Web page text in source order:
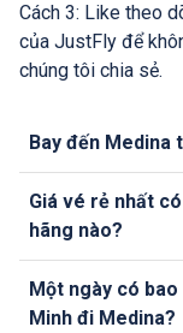
Cách 3: Like theo
của JustFly để
chúng tôi chia sẻ.
Bay đến Medina
Giá vé rẻ nhất
hãng nào?
Một ngày có
Minh đi Medina?